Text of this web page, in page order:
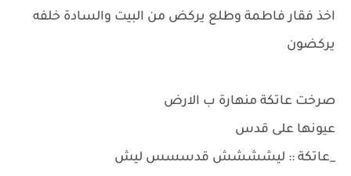
اخذ فقار فاطمة وطلع يركض من البيت والسادة خلفه
يركضون
صرخت عاتكة منهارة ب الارض
عيونها على قدس
_عاتكة :: ليشششش قدسسس ليش